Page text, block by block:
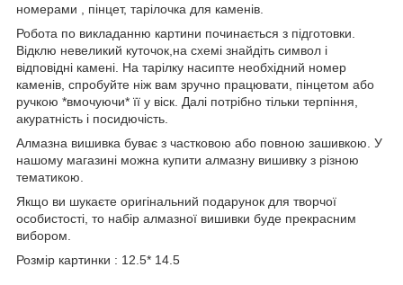
номерами , пінцет, тарілочка для каменів.
Робота по викладанню картини починається з підготовки.
Відклю невеликий куточок,на схемі знайдіть символ і
відповідні камені. На тарілку насипте необхідний номер
каменів, спробуйте ніж вам зручно працювати, пінцетом або
ручкою *вмочуючи* її у віск. Далі потрібно тільки терпіння,
акуратність і посидючість.
Алмазна вишивка буває з частковою або повною зашивкою. У
нашому магазині можна купити алмазну вишивку з різною
тематикою.
Якщо ви шукаєте оригінальний подарунок для творчої
особистості, то набір алмазної вишивки буде прекрасним
вибором.
Розмір картинки : 12.5* 14.5